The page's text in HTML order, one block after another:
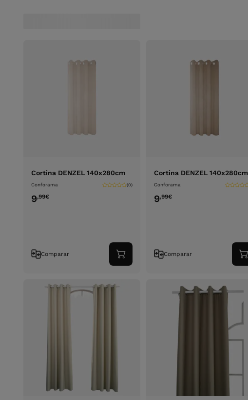
Cortina DENZEL 140x280cm
Conforama (0)
9,99€
Comparar
Adicionar
ao
Cortina DENZEL 140x280cm
Conforama
9,99€
Comparar